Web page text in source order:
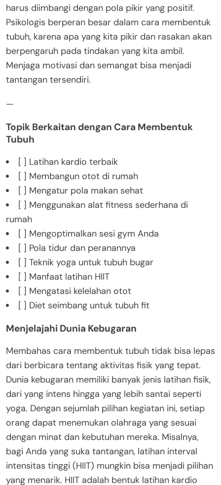
harus diimbangi dengan pola pikir yang positif.
Psikologis berperan besar dalam cara membentuk
tubuh, karena apa yang kita pikir dan rasakan akan
berpengaruh pada tindakan yang kita ambil.
Menjaga motivasi dan semangat bisa menjadi
tantangan tersendiri.
—
Topik Berkaitan dengan Cara Membentuk
Tubuh
[ ] Latihan kardio terbaik
[ ] Membangun otot di rumah
[ ] Mengatur pola makan sehat
[ ] Menggunakan alat fitness sederhana di
rumah
[ ] Mengoptimalkan sesi gym Anda
[ ] Pola tidur dan peranannya
[ ] Teknik yoga untuk tubuh bugar
[ ] Manfaat latihan HIIT
[ ] Mengatasi kelelahan otot
[ ] Diet seimbang untuk tubuh fit
Menjelajahi Dunia Kebugaran
Membahas cara membentuk tubuh tidak bisa lepas
dari berbicara tentang aktivitas fisik yang tepat.
Dunia kebugaran memiliki banyak jenis latihan fisik,
dari yang intens hingga yang lebih santai seperti
yoga. Dengan sejumlah pilihan kegiatan ini, setiap
orang dapat menemukan olahraga yang sesuai
dengan minat dan kebutuhan mereka. Misalnya,
bagi Anda yang suka tantangan, latihan interval
intensitas tinggi (HIIT) mungkin bisa menjadi pilihan
yang menarik. HIIT adalah bentuk latihan kardio